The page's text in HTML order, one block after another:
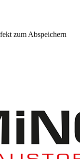
zum Abspeichern